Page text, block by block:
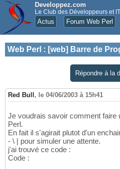
Developpez.com
Le Club des Développeurs et
Actus Forum Web Perl
Web Perl : [web] Barre de
Répondre à la
Red Bull , le 04/06/2003 à 15h41
Je voudrais savoir comment faire
Perl.
En fait il s'agirait plutot d'un
- \ | pour simuler une attente.
j'ai trouvé ce code :
Code :